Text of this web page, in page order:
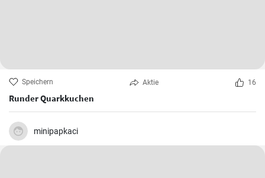
Speichern Aktie 16
Runder Quarkkuchen
minipapkaci